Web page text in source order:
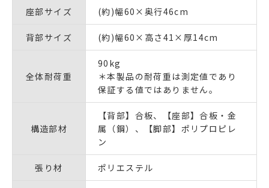
座部サイズ (約)幅60×奥行46cm
背部サイズ (約)幅60×高さ41×厚14cm
全体耐荷重
90kg
＊本製品の耐荷重は測定値であり
保証する値ではありません。
構造部材
【背部】合板、【座部】合板・金
属（鋼）、【脚部】ポリプロピレ
ン
張り材 ポリエステル